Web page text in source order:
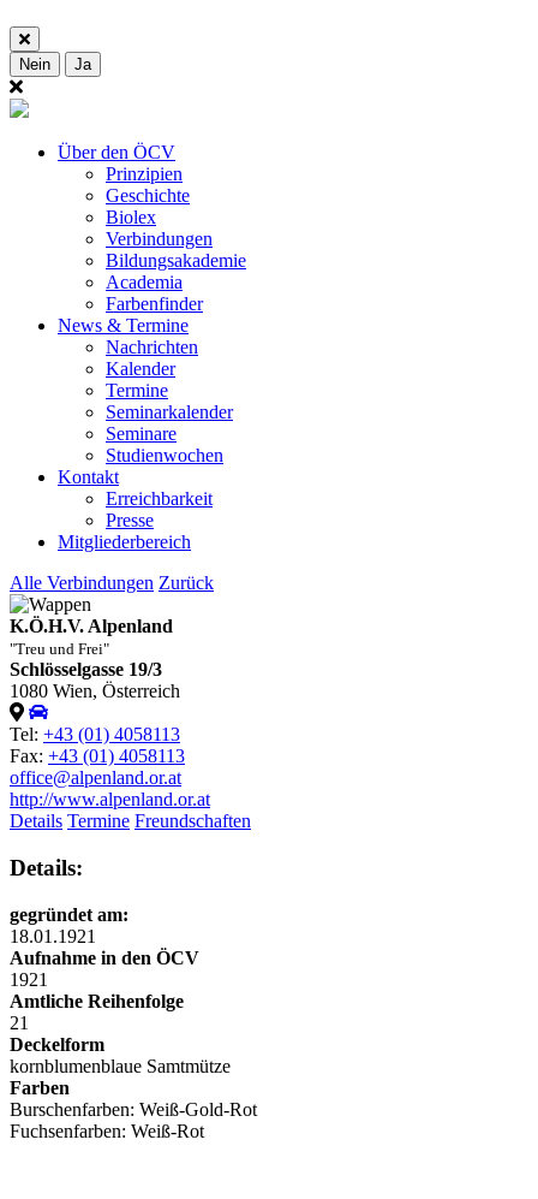
Nein Ja
Über den ÖCV
Prinzipien
Geschichte
Biolex
Verbindungen
Bildungsakademie
Academia
Farbenfinder
News & Termine
Nachrichten
Kalender
Termine
Seminarkalender
Seminare
Studienwochen
Kontakt
Erreichbarkeit
Presse
Mitgliederbereich
Alle Verbindungen Zurück
K.Ö.H.V. Alpenland
"Treu und Frei"
Schlösselgasse 19/3
1080 Wien, Österreich
Tel: +43 (01) 4058113
Fax: +43 (01) 4058113
office@alpenland.or.at
http://www.alpenland.or.at
Details Termine Freundschaften
Details:
gegründet am:
18.01.1921
Aufnahme in den ÖCV
1921
Amtliche Reihenfolge
21
Deckelform
kornblumenblaue Samtmütze
Farben
Burschenfarben: Weiß-Gold-Rot
Fuchsenfarben: Weiß-Rot